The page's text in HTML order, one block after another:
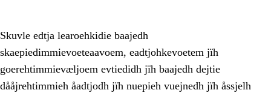
Skuvle edtja learoehkidie baajedh
skaepiedimmievoeteaavoem, eadtjohkevoetem jïh
goerehtimmievæljoem evtiedidh jïh baajedh dejtie
dååjrehtimmieh åadtjodh jïh nuepieh vuejnedh jïh åssjelh